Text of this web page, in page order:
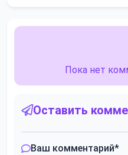
Пока нет
Оставить
Ваш комментарий*